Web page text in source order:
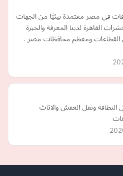
في مصر معتمدة بيئيًّا من الجهات
القاهرة لدينا المعرفة والخبرة
القطاعات ومعظم محافظات مصر .
ونقل العفش والاثاث